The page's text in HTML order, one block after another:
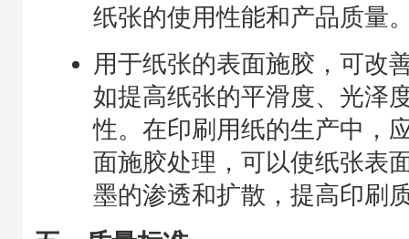
纸张的使用性能和产品质量
用于纸张的表面施胶，可改
如提高纸张的平滑度、光泽
性。在印刷用纸的生产中，
面施胶处理，可以使纸张表
墨的渗透和扩散，提高印刷